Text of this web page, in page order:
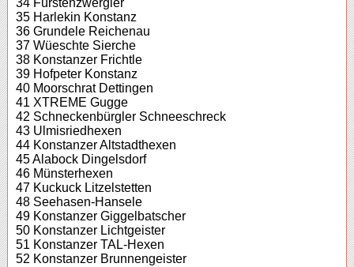
34 Fürstenzwergler
35 Harlekin Konstanz
36 Grundele Reichenau
37 Wüeschte Sierche
38 Konstanzer Frichtle
39 Hofpeter Konstanz
40 Moorschrat Dettingen
41 XTREME Gugge
42 Schneckenbürgler Schneeschreck
43 Ulmisriedhexen
44 Konstanzer Altstadthexen
45 Alabock Dingelsdorf
46 Münsterhexen
47 Kuckuck Litzelstetten
48 Seehasen-Hansele
49 Konstanzer Giggelbatscher
50 Konstanzer Lichtgeister
51 Konstanzer TAL-Hexen
52 Konstanzer Brunnengeister